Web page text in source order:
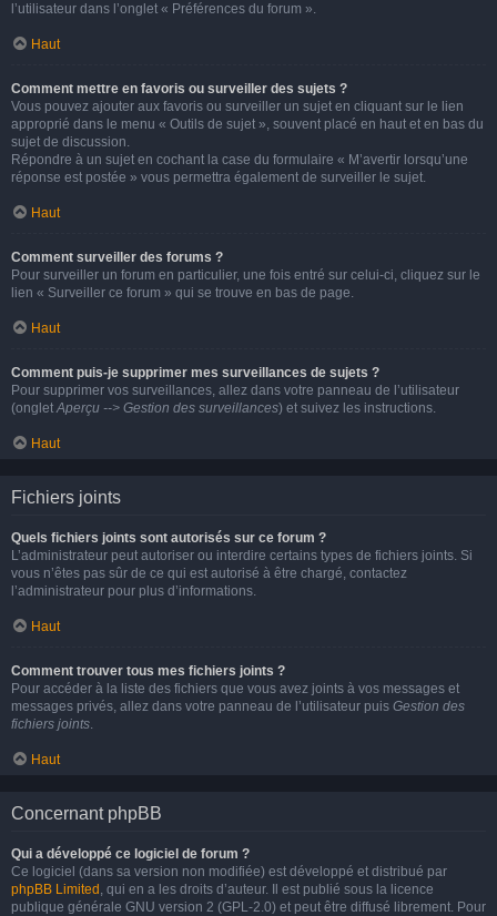
l’utilisateur dans l’onglet « Préférences du forum ».
Haut
Comment mettre en favoris ou surveiller des sujets ?
Vous pouvez ajouter aux favoris ou surveiller un sujet en cliquant sur le lien
approprié dans le menu « Outils de sujet », souvent placé en haut et en bas du
sujet de discussion.
Répondre à un sujet en cochant la case du formulaire « M’avertir lorsqu’une
réponse est postée » vous permettra également de surveiller le sujet.
Haut
Comment surveiller des forums ?
Pour surveiller un forum en particulier, une fois entré sur celui-ci, cliquez sur le
lien « Surveiller ce forum » qui se trouve en bas de page.
Haut
Comment puis-je supprimer mes surveillances de sujets ?
Pour supprimer vos surveillances, allez dans votre panneau de l’utilisateur
(ongletAperçu --> Gestion des surveillances) et suivez les instructions.
Haut
Fichiers joints
Quels fichiers joints sont autorisés sur ce forum ?
L’administrateur peut autoriser ou interdire certains types de fichiers joints. Si
vous n’êtes pas sûr de ce qui est autorisé à être chargé, contactez
l’administrateur pour plus d’informations.
Haut
Comment trouver tous mes fichiers joints ?
Pour accéder à la liste des fichiers que vous avez joints à vos messages et
messages privés, allez dans votre panneau de l’utilisateur puis Gestion des
fichiers joints.
Haut
Concernant phpBB
Qui a développé ce logiciel de forum ?
Ce logiciel (dans sa version non modifiée) est développé et distribué par
phpBB Limited , qui en a les droits d’auteur. Il est publié sous la licence
publique générale GNU version 2 (GPL-2.0) et peut être diffusé librement. Pour